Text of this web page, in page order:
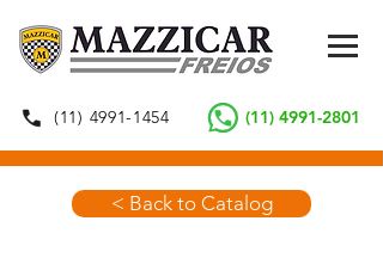
(11) 4991-1454 (11) 4991-2801
< Back to Catalog